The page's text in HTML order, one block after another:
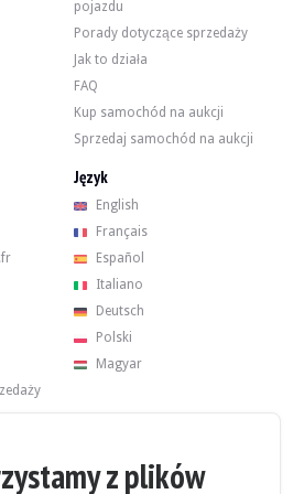
Porsche
3.6 rozwijający 325 KM.
działa normalnie, podobnie jak
dobrym stanie, styl "Turbo" o średnicy 19
minimalną.
pojazdu
Porady dotyczące sprzedaży
Jak to działa
FAQ
Kup samochód na aukcji
Sprzedaj samochód na aukcji
Język
English
Français
Español
Italiano
Deutsch
Polski
Magyar
z plików